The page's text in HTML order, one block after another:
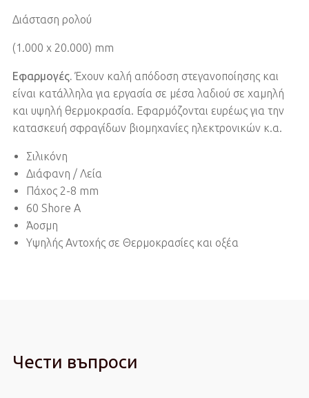
Διάσταση ρολού
(1.000 x 20.000) mm
Εφαρμογές.Έχουν καλή απόδοση στεγανοποίησης και
είναι κατάλληλα για εργασία σε μέσα λαδιού σε χαμηλή
και υψηλή θερμοκρασία. Εφαρμόζονται ευρέως για την
κατασκευή σφραγίδων βιομηχανίες ηλεκτρονικών κ.α.
Σιλικόνη
Διάφανη / Λεία
Πάχος 2-8 mm
60 Shore A
Άοσμη
Υψηλής Αντοχής σε Θερμοκρασίες και οξέα
Чести въпроси